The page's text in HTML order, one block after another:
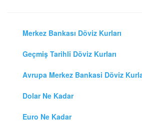
Merkez Bankası Döviz Kurları
Geçmiş Tarihli Döviz Kurları
Avrupa Merkez Bankasi Döviz
Dolar Ne Kadar
Euro Ne Kadar